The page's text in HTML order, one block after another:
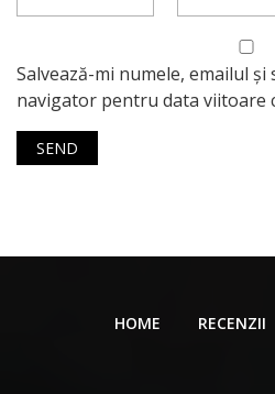
Salvează-mi numele, emailul
navigator pentru data viitoare
HOME RECENZII